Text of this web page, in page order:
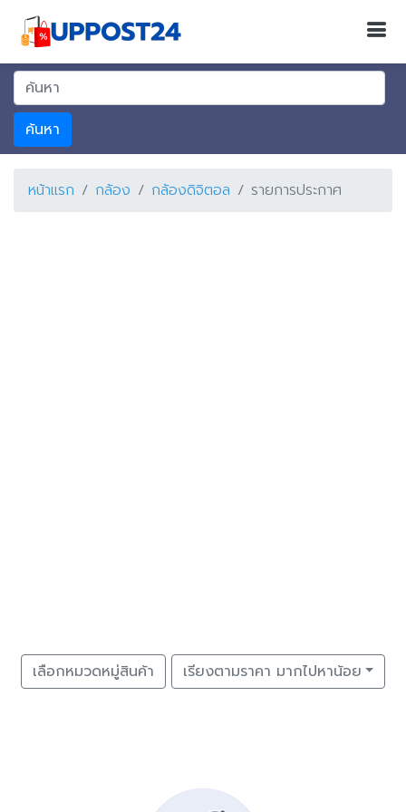
ค้นหา
หน้าแรก กล้อง กล้องดิจิตอล รายการประกาศ
เลือกหมวดหมู่สินค้า เรียงตามราคา มากไปหาน้อย